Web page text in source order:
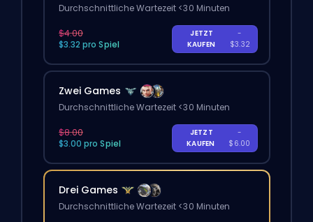
Durchschnittliche Wartezeit <30 Minuten
$4.00
$3.32 pro Spiel
JETZT
KAUFEN
-
$3.32
Zwei Games
Durchschnittliche Wartezeit <30 Minuten
$8.00
$3.00 pro Spiel
JETZT
KAUFEN
-
$6.00
Drei Games
Durchschnittliche Wartezeit <30 Minuten